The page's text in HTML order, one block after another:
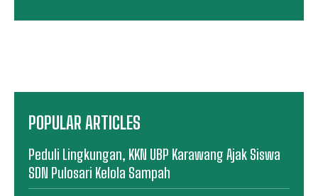
POPULAR ARTICLES
Peduli Lingkungan, KKN UBP Karawang Ajak Siswa
SDN Pulosari Kelola Sampah